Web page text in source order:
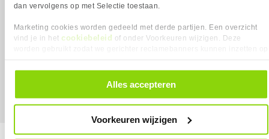
dan vervolgens op met Selectie toestaan.
Marketing cookies worden gedeeld met derde partijen. Een overzicht
vind je in het cookiebeleid of onder Voorkeuren wijzigen. Deze
alle cookies. Je kunt je gegeven toestemming altijd intrekken, dit doe je
door in de footer van onze website te klikken op ‘Cookievoorkeuren’
Alles accepteren
Voorkeuren wijzigen